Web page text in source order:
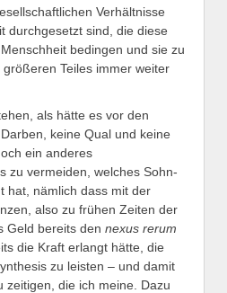
Verhältnisse
durchgesetzt sind, die diese
bedingen und sie zu
Teiles immer weiter
als hätte es vor den
keine Qual und keine
ein anderes
zu vermeiden, welches Sohn-
hat, nämlich dass mit der
also zu frühen Zeiten der
Geld bereits den nexus rerum
die Kraft erlangt hätte, die
zu leisten – und damit
zeitigen, die ich meine. Dazu